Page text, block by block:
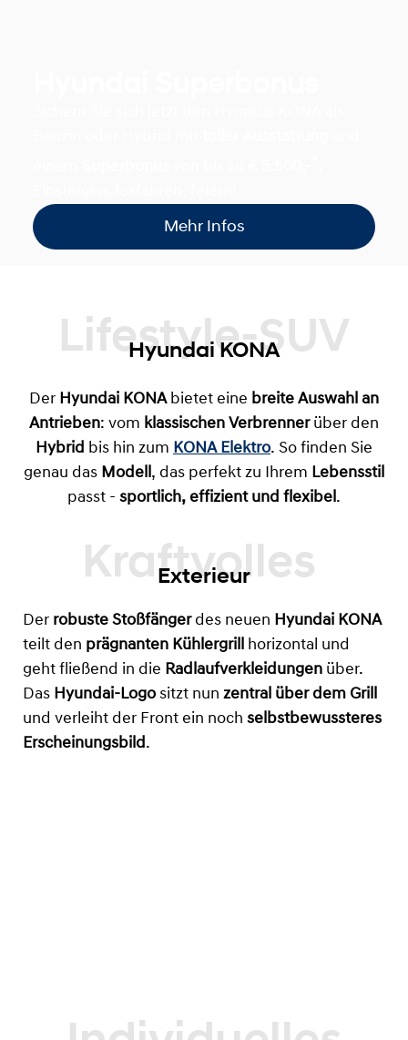
Mehr Infos
Lifestyle-SUV
Hyundai KONA
Der Hyundai KONAbietet eine breite Auswahl an
Antrieben: vom klassischen Verbrennerüber den
Hybrid bis hin zum KONA Elektro. So finden Sie
genau das Modell , das perfekt zu Ihrem Lebensstil
passt - sportlich, effizient und flexibel .
Exterieur
Der robuste Stoßfängerdes neuen Hyundai KONA
teilt den prägnanten Kühlergrill
horizontal und
geht fließend in die Radlaufverkleidungen über.
Das Hyundai-Logo sitzt nun zentral über dem Grill
und verleiht der Front ein noch selbstbewussteres
Erscheinungsbild .